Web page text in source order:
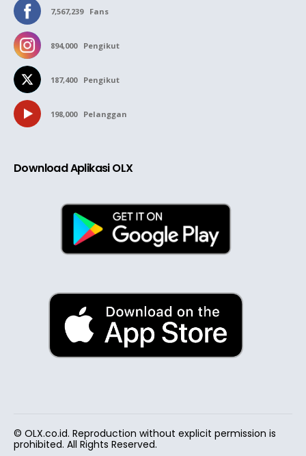
7,567,239 Fans
894,000 Pengikut
187,400 Pengikut
198,000 Pelanggan
Download Aplikasi OLX
© OLX.co.id. Reproduction without explicit permission is
prohibited. All Rights Reserved.